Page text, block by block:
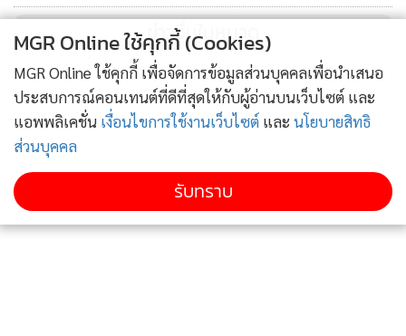
ที่ออกตามวาระ ได้แก่ 1. นางสาวศุภวรรณ ถนอมเกียรติภูมิ 2.
นายจิรพล สังข์โพธิ์ 3. นายสมศักดิ์ ภู่สกุล 4. นางสาวสลักจิต พงษ์
ศิริจันทร์ 5. พลอากาศเอก มนัท ชวนะประยูร ทั้งนี้ นางสาวศุภ
วรรณ ถนอมเกียรติภูมิ และนายจิรพล สังข์โพธิ์ ได้มีหนังสือแจ้ง
ความประสงค์ที่จะไม่ดำรงตำแหน่งกรรมการ ทอท.ต่อไป
ซึ่งคณะกรรมการเห็นชอบให้เสนอรายชื่อบุคคลซึ่งได้ผ่านการ
พิจารณากลั่นกรองของคณะกรรมการสรรหา ว่าเป็นผู้มี
คุณสมบัติเหมาะสมกับการประกอบธุรกิจของ ทอท. เป็น
ข่าวอื่นในหมวด
MGR Online ใช้คุกกี้ (Cookies)
MGR Online ใช้คุกกี้ เพื่อจัดการข้อมูลส่วนบุคคลเพื่อนำเสนอ
ประสบการณ์คอนเทนต์ที่ดีที่สุดให้กับผู้อ่านบนเว็บไซต์ และ
แอพพลิเคชั่น เงื่อนไขการใช้งานเว็บไซต์ และ นโยบายสิทธิ
ส่วนบุคคล
รับทราบ